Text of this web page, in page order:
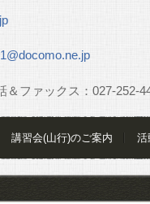
ァックス： 027-252-
講習会(山行)のご案内 活